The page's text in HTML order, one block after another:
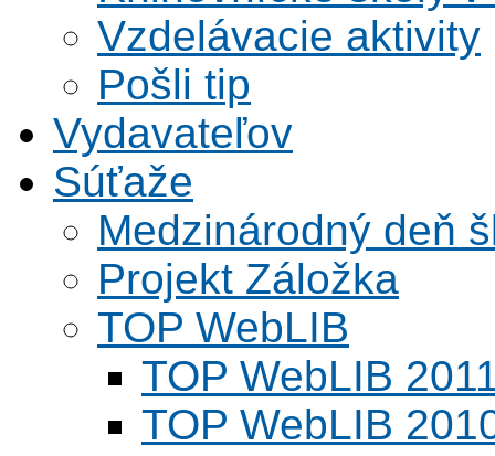
Vzdelávacie aktivity
Pošli tip
Vydavateľov
Súťaže
Medzinárodný deň
Projekt Záložka
TOP WebLIB
TOP WebLIB
TOP WebLIB